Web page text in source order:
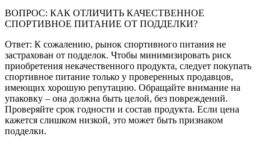
ВОПРОС: КАК ОТЛИЧИТЬ КАЧЕСТВЕННОЕ
СПОРТИВНОЕ ПИТАНИЕ ОТ ПОДДЕЛКИ?
Ответ: К сожалению, рынок спортивного питания не
застрахован от подделок. Чтобы минимизировать риск
приобретения некачественного продукта, следует покупать
спортивное питание только у проверенных продавцов,
имеющих хорошую репутацию. Обращайте внимание на
упаковку – она должна быть целой, без повреждений.
Проверяйте срок годности и состав продукта. Если цена
кажется слишком низкой, это может быть признаком
подделки.